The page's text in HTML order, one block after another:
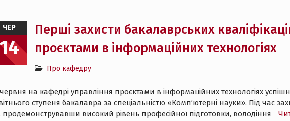
ЧЕР
14
Перші захисти бакалаврських
проєктами в інформаційних технологіях
Про кафедру
на кафедрі управління проєктами в інформаційних технологіях
ступеня бакалавра за спеціальністю «Комп’ютерні науки». Під час
високий рівень професійної підготовки, володіння